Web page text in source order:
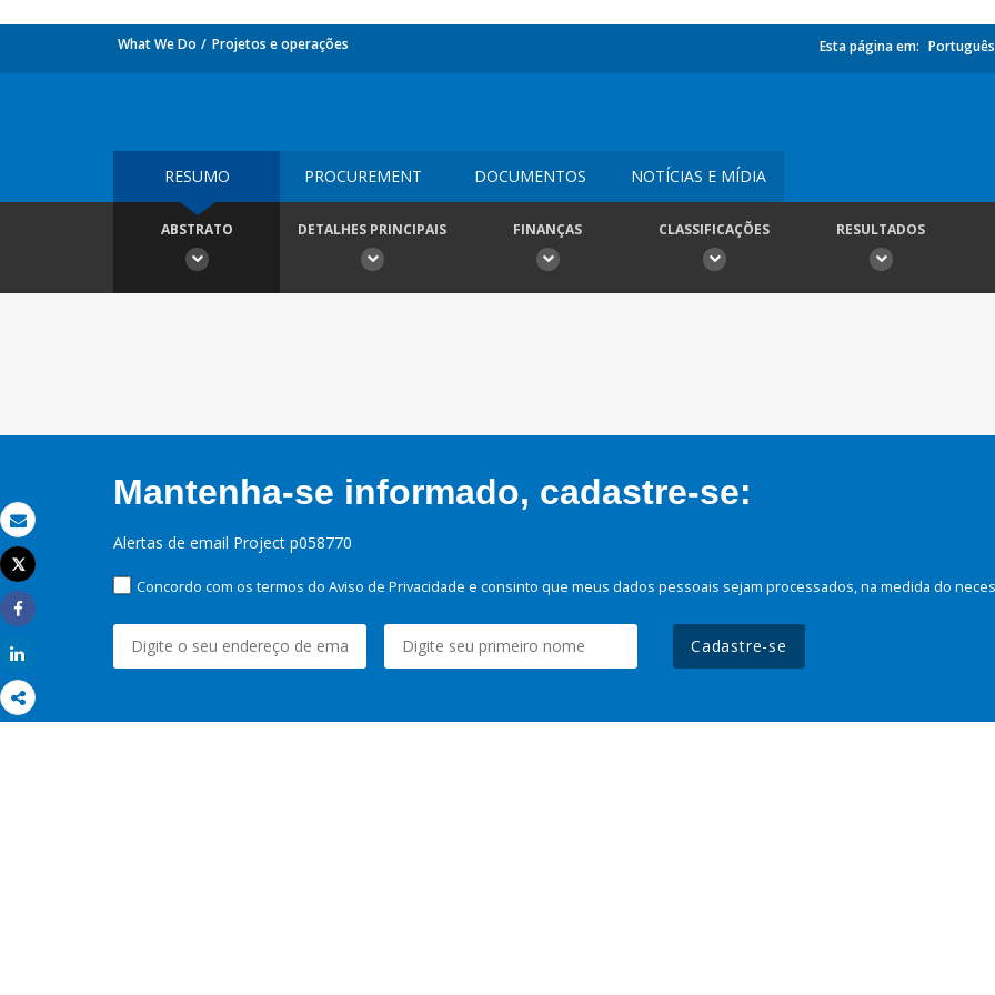
Email
Imprimir
Tweet
Share
What We Do Projetos e operações Esta página em: Português
RESUMO PROCUREMENT DOCUMENTOS NOTÍCIAS E MÍDIA
ABSTRATO DETALHES PRINCIPAIS FINANÇAS CLASSIFICAÇÕES RESULTADOS
Mantenha-se informado, cadastre-se:
Alertas de email Project p058770
Concordo com os termos do Aviso de Privacidade e consinto que meus dados pessoais sejam processados, na medida do
Cadastre-se